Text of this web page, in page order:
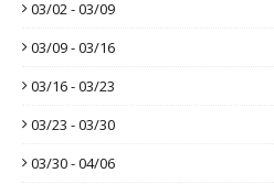
03/02 - 03/09
03/09 - 03/16
03/16 - 03/23
03/23 - 03/30
03/30 - 04/06